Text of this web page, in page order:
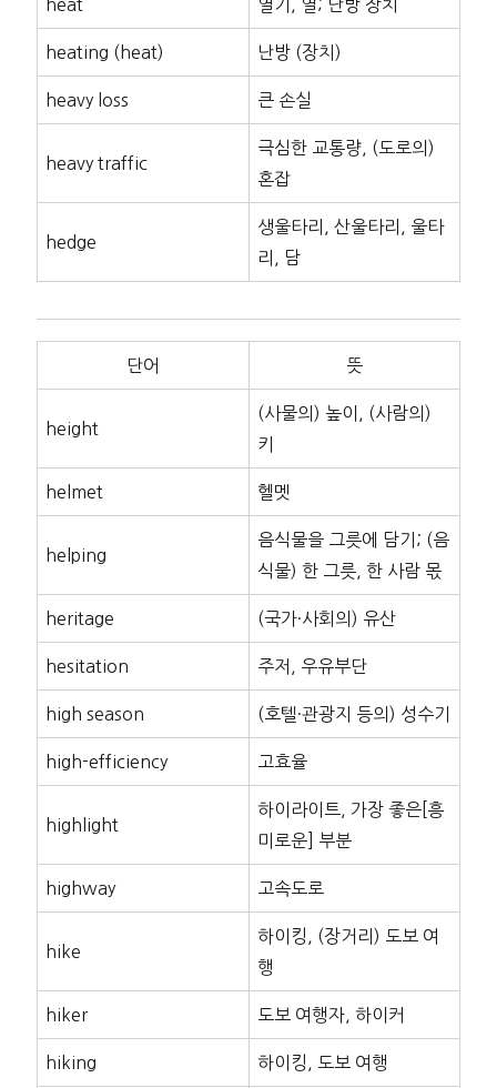
heat 열기, 열; 난방 장치
heating (heat) 난방 (장치)
heavy loss 큰 손실
heavy traffic
극심한 교통량, (도로의)
혼잡
hedge
생울타리, 산울타리, 울타
리, 담
단어 뜻
height
(사물의) 높이, (사람의)
키
helmet 헬멧
helping
음식물을 그릇에 담기; (음
식물) 한 그릇, 한 사람 몫
heritage (국가·사회의) 유산
hesitation 주저, 우유부단
high season (호텔·관광지 등의) 성수기
high-efficiency 고효율
highlight
하이라이트, 가장 좋은[흥
미로운] 부분
highway 고속도로
hike
하이킹, (장거리) 도보 여
행
hiker 도보 여행자, 하이커
hiking 하이킹, 도보 여행